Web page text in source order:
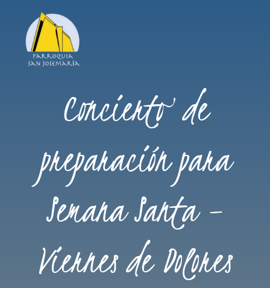
Concierto de
preparación para
Semana Santa –
Viernes de Dolores